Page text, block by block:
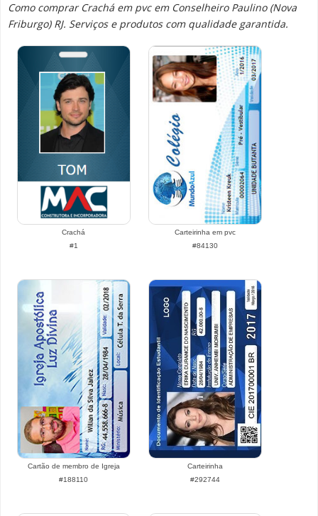
Como comprar Crachá em pvc em Conselheiro Paulino (Nova
Friburgo) RJ. Serviços e produtos com qualidade garantida.
Crachá
#1
Carteirinha em pvc
#84130
Cartão de membro de Igreja
#188110
Carteirinha
#292744